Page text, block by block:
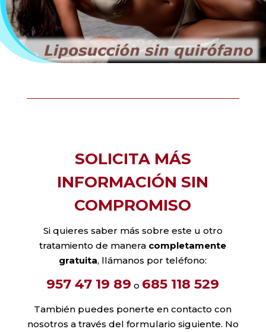
SOLICITA MÁS
INFORMACIÓN SIN
COMPROMISO
Si quieres saber más sobre este u otro
tratamiento de manera completamente
gratuita, llámanos por teléfono:
957 47 19 89 o 685 118 529
También puedes ponerte en contacto con
nosotros a través del formulario siguiente. No